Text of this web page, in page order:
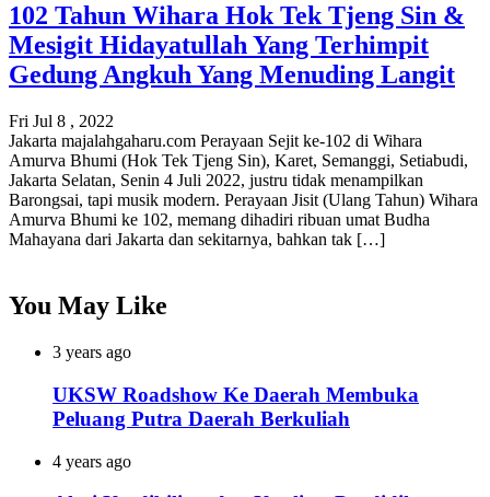
102 Tahun Wihara Hok Tek Tjeng Sin &
Mesigit Hidayatullah Yang Terhimpit
Gedung Angkuh Yang Menuding Langit
Fri Jul 8 , 2022
Jakarta majalahgaharu.com Perayaan Sejit ke-102 di Wihara
Amurva Bhumi (Hok Tek Tjeng Sin), Karet, Semanggi, Setiabudi,
Jakarta Selatan, Senin 4 Juli 2022, justru tidak menampilkan
Barongsai, tapi musik modern. Perayaan Jisit (Ulang Tahun) Wihara
Amurva Bhumi ke 102, memang dihadiri ribuan umat Budha
Mahayana dari Jakarta dan sekitarnya, bahkan tak […]
You May Like
3 years ago
UKSW Roadshow Ke Daerah Membuka
Peluang Putra Daerah Berkuliah
4 years ago